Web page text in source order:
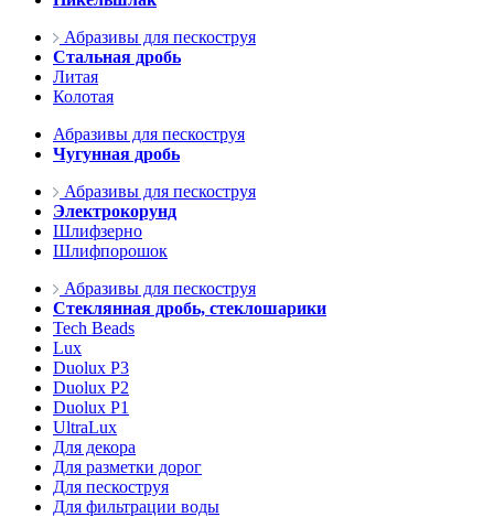
Абразивы для пескоструя
Стальная дробь
Литая
Колотая
Абразивы для пескоструя
Чугунная дробь
Абразивы для пескоструя
Электрокорунд
Шлифзерно
Шлифпорошок
Абразивы для пескоструя
Стеклянная дробь, стеклошарики
Tech Beads
Lux
Duolux P3
Duolux P2
Duolux P1
UltraLux
Для декора
Для разметки дорог
Для пескоструя
Для фильтрации воды